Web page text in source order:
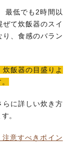
最低でも2時間以
て炊飯器のスイ
り、食感のバラン
飯器の目盛りよ
らに詳しい炊き方
。
意すべきポイン